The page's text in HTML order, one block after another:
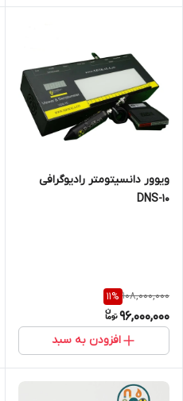
ویوور دانسیتومتر رادیوگرافی
DNS-10
108,000,000
11%
96,000,000
افزودن به سبد